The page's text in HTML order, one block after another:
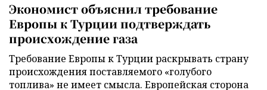
Экономист объяснил требование
Европы к Турции подтверждать
происхождение газа
Требование Европы к Турции раскрывать страну
происхождения поставляемого «голубого
топлива» не имеет смысла. Европейская сторона